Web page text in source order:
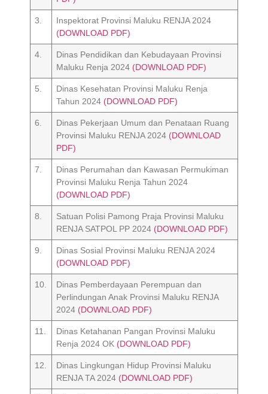
3.
Inspektorat Provinsi Maluku RENJA 2024
(DOWNLOAD PDF)
4.
Dinas Pendidikan dan Kebudayaan Provinsi
Maluku Renja 2024 (DOWNLOAD PDF)
5.
Dinas Kesehatan Provinsi Maluku Renja
Tahun 2024 (DOWNLOAD PDF)
6.
Dinas Pekerjaan Umum dan Penataan Ruang
Provinsi Maluku RENJA 2024 (DOWNLOAD
PDF)
7.
Dinas Perumahan dan Kawasan Permukiman
Provinsi Maluku Renja Tahun 2024
(DOWNLOAD PDF)
8.
Satuan Polisi Pamong Praja Provinsi Maluku
RENJA SATPOL PP 2024 (DOWNLOAD PDF)
9.
Dinas Sosial Provinsi Maluku RENJA 2024
(DOWNLOAD PDF)
10.
Dinas Pemberdayaan Perempuan dan
Perlindungan Anak Provinsi Maluku RENJA
2024 (DOWNLOAD PDF)
11.
Dinas Ketahanan Pangan Provinsi Maluku
Renja 2024 OK (DOWNLOAD PDF)
12.
Dinas Lingkungan Hidup Provinsi Maluku
RENJA TA 2024 (DOWNLOAD PDF)